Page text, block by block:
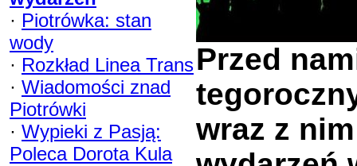
· Piotrówka: stan
wody
· Rozkład Linea Trans
· Wiadomości znad
Piotrówki
· Wypieki z Pasją:
Poleca Dorota Kula
Przed
wraz z